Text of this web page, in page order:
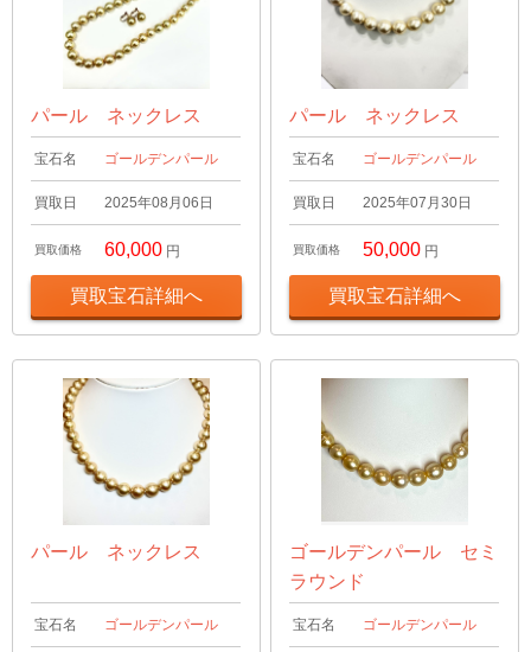
パール ネックレス
宝石名 ゴールデンパール
買取日 2025年08月06日
買取価格 60,000 円
買取宝石詳細へ
パール ネックレス
宝石名 ゴールデンパール
買取日 2025年07月30日
買取価格 50,000 円
買取宝石詳細へ
パール ネックレス
宝石名 ゴールデンパール
ゴールデンパール セミ
ラウンド
宝石名 ゴールデンパール